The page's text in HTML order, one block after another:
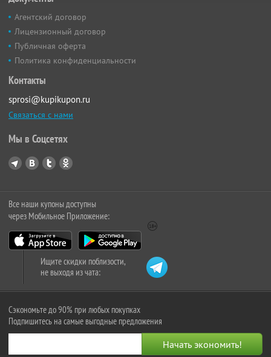
Агентский договор
Лицензионный договор
Публичная оферта
Политика конфиденциальности
Контакты
sprosi@kupikupon.ru
Связаться с нами
Мы в Соцсетях
Все наши купоны доступны
через Мобильное Приложение:
Ищите скидки поблизости,
не выходя из чата:
Сэкономьте до 90% при любых покупках
Подпишитесь на самые выгодные предложения